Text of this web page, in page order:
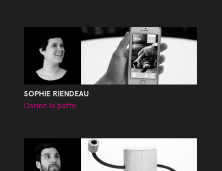
SOPHIE RIENDEAU
Donne la patte